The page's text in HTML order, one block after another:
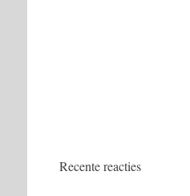
Recente reacties